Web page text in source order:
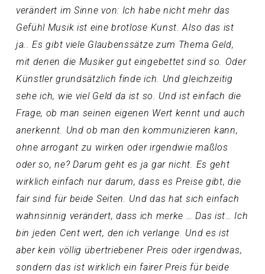
verändert im Sinne von: Ich habe nicht mehr das
Gefühl Musik ist eine brotlose Kunst. Also das ist
ja.. Es gibt viele Glaubenssätze zum Thema Geld,
mit denen die Musiker gut eingebettet sind so. Oder
Künstler grundsätzlich finde ich. Und gleichzeitig
sehe ich, wie viel Geld da ist so. Und ist einfach die
Frage, ob man seinen eigenen Wert kennt und auch
anerkennt. Und ob man den kommunizieren kann,
ohne arrogant zu wirken oder irgendwie maßlos
oder so, ne? Darum geht es ja gar nicht. Es geht
wirklich einfach nur darum, dass es Preise gibt, die
fair sind für beide Seiten. Und das hat sich einfach
wahnsinnig verändert, dass ich merke … Das ist… Ich
bin jeden Cent wert, den ich verlange. Und es ist
aber kein völlig übertriebener Preis oder irgendwas,
sondern das ist wirklich ein fairer Preis für beide